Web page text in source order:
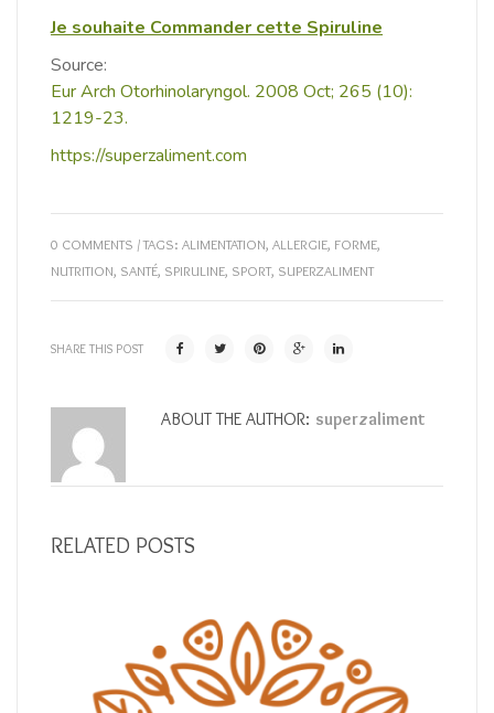
Je souhaite Commander cette Spiruline
Source:
Eur Arch Otorhinolaryngol. 2008 Oct; 265 (10):
1219-23.
https://superzaliment.com
0 COMMENTS / TAGS: ALIMENTATION, ALLERGIE, FORME,
NUTRITION, SANTÉ, SPIRULINE, SPORT, SUPERZALIMENT
SHARE THIS POST
ABOUT THE AUTHOR: superzaliment
RELATED POSTS